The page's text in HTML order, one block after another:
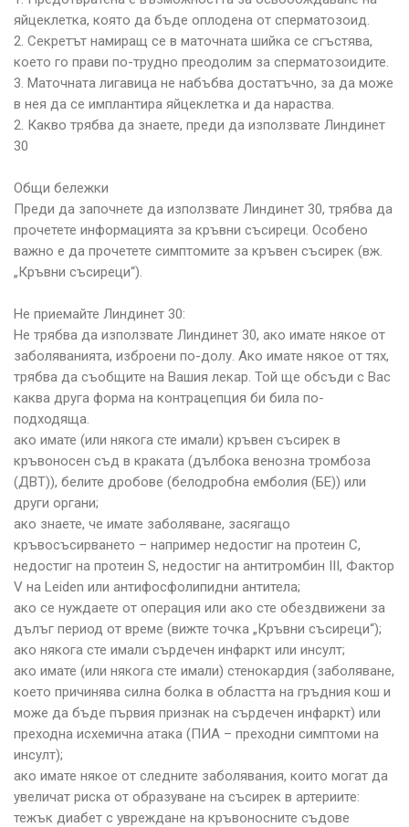
яйцеклетка, която да бъде оплодена от сперматозоид.
2. Секретът намиращ се в маточната шийка се сгъстява,
което го прави по-трудно преодолим за сперматозоидите.
3. Маточната лигавица не набъбва достатъчно, за да може
в нея да се имплантира яйцеклетка и да нараства.
2. Какво трябва да знаете, преди да използвате Линдинет
30
Общи бележки
Преди да започнете да използвате Линдинет 30, трябва да
прочетете информацията за кръвни съсиреци. Особено
важно е да прочетете симптомите за кръвен съсирек (вж.
„Кръвни съсиреци“).
Не приемайте Линдинет 30:
Не трябва да използвате Линдинет 30, ако имате някое от
заболяванията, изброени по-долу. Ако имате някое от тях,
трябва да съобщите на Вашия лекар. Той ще обсъди с Вас
каква друга форма на контрацепция би била по-
подходяща.
ако имате (или някога сте имали) кръвен съсирек в
кръвоносен съд в краката (дълбока венозна тромбоза
(ДВТ)), белите дробове (белодробна емболия (БЕ)) или
други органи;
ако знаете, че имате заболяване, засягащо
кръвосъсирването – например недостиг на протеин С,
недостиг на протеин S, недостиг на антитромбин III, Фактор
V на Leiden или антифосфолипидни антитела;
ако се нуждаете от операция или ако сте обездвижени за
дълъг период от време (вижте точка „Кръвни съсиреци“);
ако някога сте имали сърдечен инфаркт или инсулт;
ако имате (или някога сте имали) стенокардия (заболяване,
което причинява силна болка в областта на гръдния кош и
може да бъде първия признак на сърдечен инфаркт) или
преходна исхемична атака (ПИА – преходни симптоми на
инсулт);
ако имате някое от следните заболявания, които могат да
увеличат риска от образуване на съсирек в артериите:
тежък диабет с увреждане на кръвоносните съдове